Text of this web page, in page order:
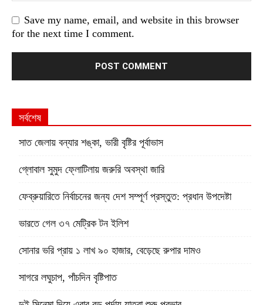
Save my name, email, and website in this browser
for the next time I comment.
সর্বশেষ
সাত জেলায় বন্যার শঙ্কা, ভারী বৃষ্টির পূর্বাভাস
গ্লোবাল সুমুদ ফ্লোটিলায় জরুরি অবস্থা জারি
ফেব্রুয়ারিতে নির্বাচনের জন্য দেশ সম্পূর্ণ প্রস্তুত: প্রধান উপদেষ্টা
ভারতে গেল ৩৭ মেট্রিক টন ইলিশ
সোনার ভরি প্রায় ১ লাখ ৯০ হাজার, বেড়েছে রুপার দামও
সাগরে লঘুচাপ, পাঁচদিন বৃষ্টিপাত